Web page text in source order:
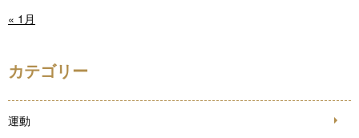
« 1月
カテゴリー
運動